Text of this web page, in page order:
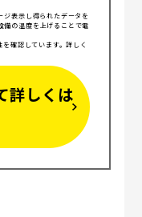
表示し得られたデータを
備の温度を上げることで電
確認しています。詳しく
詳しくは